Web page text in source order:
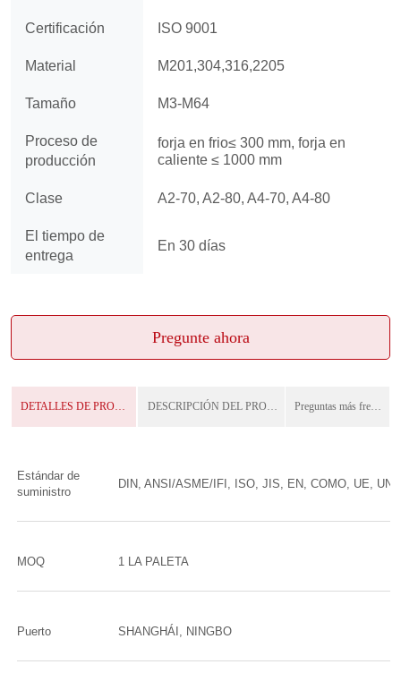
Pregunte ahora
DETALLES DE PRODUCTO DESCRIPCIÓN DEL PRODUCTO Preguntas más frecuentes